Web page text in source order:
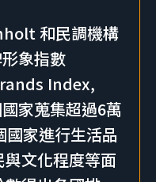
和民調機構
象指數
Index,
家蒐集超過6萬
家進行生活品
文化程度等面